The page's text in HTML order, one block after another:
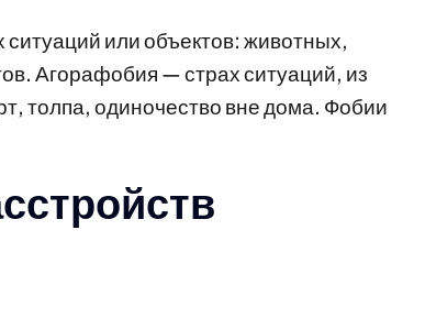
или объектов: животных,
Агорафобия — страх ситуаций, из
толпа, одиночество вне дома. Фобии